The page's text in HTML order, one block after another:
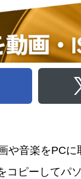
や音楽をPC
コピーしてパ